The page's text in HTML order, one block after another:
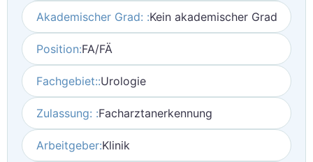
Akademischer Grad: :Kein akademischer Grad
Position:FA/FÄ
Fachgebiet::Urologie
Zulassung: :Facharztanerkennung
Arbeitgeber:Klinik